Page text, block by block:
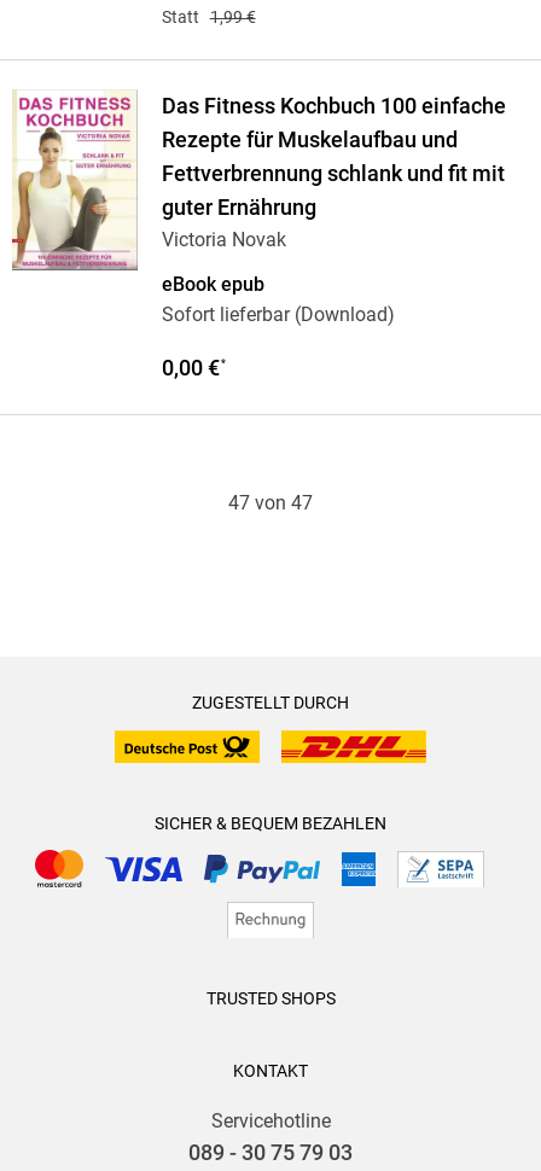
Statt 1,99 €
Das Fitness Kochbuch 100 einfache
Rezepte für Muskelaufbau und
Fettverbrennung schlank und fit mit
guter Ernährung
Victoria Novak
eBook epub
Sofort lieferbar (Download)
0,00 €*
47 von 47
ZUGESTELLT DURCH
SICHER & BEQUEM BEZAHLEN
TRUSTED SHOPS
KONTAKT
Servicehotline
089 - 30 75 79 03